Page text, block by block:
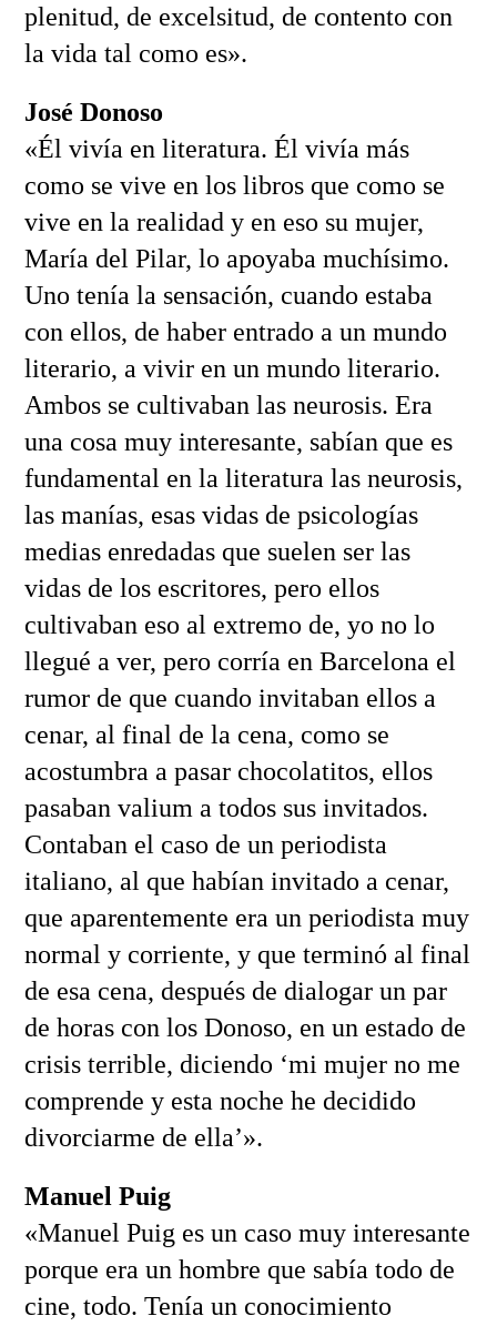
plenitud, de excelsitud, de contento con
la vida tal como es».
José Donoso
«Él vivía en literatura. Él vivía más
como se vive en los libros que como se
vive en la realidad y en eso su mujer,
María del Pilar, lo apoyaba muchísimo.
Uno tenía la sensación, cuando estaba
con ellos, de haber entrado a un mundo
literario, a vivir en un mundo literario.
Ambos se cultivaban las neurosis. Era
una cosa muy interesante, sabían que es
fundamental en la literatura las neurosis,
las manías, esas vidas de psicologías
medias enredadas que suelen ser las
vidas de los escritores, pero ellos
cultivaban eso al extremo de, yo no lo
llegué a ver, pero corría en Barcelona el
rumor de que cuando invitaban ellos a
cenar, al final de la cena, como se
acostumbra a pasar chocolatitos, ellos
pasaban valium a todos sus invitados.
Contaban el caso de un periodista
italiano, al que habían invitado a cenar,
que aparentemente era un periodista muy
normal y corriente, y que terminó al final
de esa cena, después de dialogar un par
de horas con los Donoso, en un estado de
crisis terrible, diciendo ‘mi mujer no me
comprende y esta noche he decidido
divorciarme de ella’».
Manuel Puig
«Manuel Puig es un caso muy interesante
porque era un hombre que sabía todo de
cine, todo. Tenía un conocimiento